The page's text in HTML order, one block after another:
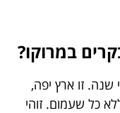
במרוקו?
שנה. זו ארץ יפה,
כל שעמום. זוהי